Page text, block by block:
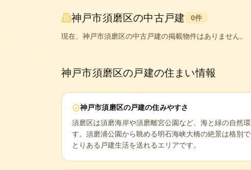
神戸市須磨区の中古戸建 0件
現在、 神戸市須磨区の中古戸建の掲載物件はありません。
神戸市須磨区の戸建の住まい情報
神戸市須磨区の戸建の住みやすさ
須磨区は須磨海岸や須磨離宮公園など、海と緑の自然
す。須磨浦公園から眺める明石海峡大橋の絶景は格別
とりある戸建生活を送れるエリアです。